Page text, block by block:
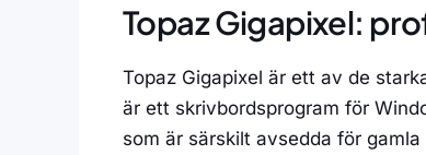
Topaz Gigapixel:
Topaz Gigapixel är ett av de
är ett skrivbordsprogram för
som är särskilt avsedda för